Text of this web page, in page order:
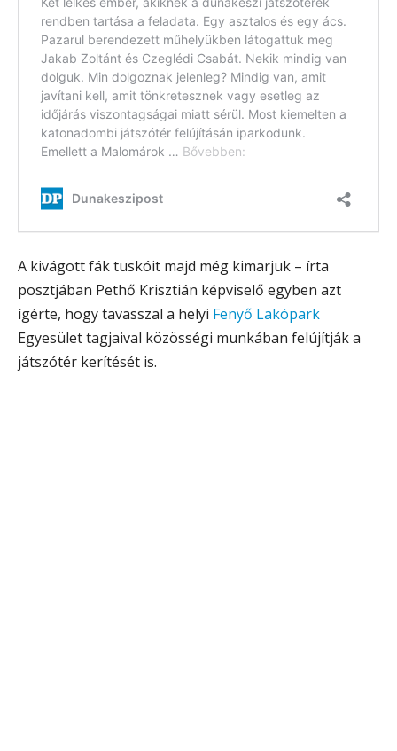
A kivágott fák tuskóit majd még kimarjuk – írta
posztjában Pethő Krisztián képviselő egyben azt
ígérte, hogy tavasszal a helyi Fenyő Lakópark
Egyesület tagjaival közösségi munkában felújítják a
játszótér kerítését is.